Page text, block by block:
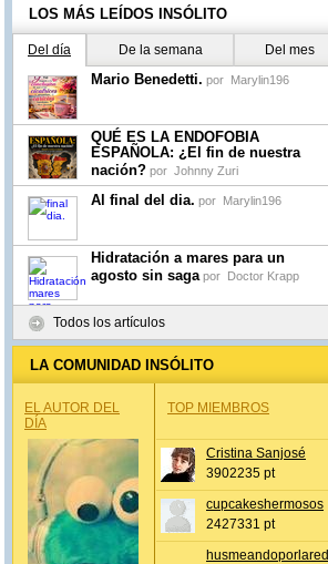
LOS MÁS LEÍDOS INSÓLITO
Del día De la semana Del mes
Mario Benedetti. por Marylin196
QUÉ ES LA ENDOFOBIA
ESPAÑOLA: ¿El fin de nuestra
nación? por Johnny Zuri
Al final del dia. por Marylin196
Hidratación a mares para un
agosto sin saga por Doctor Krapp
Todos los artículos
LA COMUNIDAD INSÓLITO
EL AUTOR DEL
DÍA
TOP MIEMBROS
Cristina Sanjosé
3902235 pt
cupcakeshermosos
2427331 pt
husmeandoporlared